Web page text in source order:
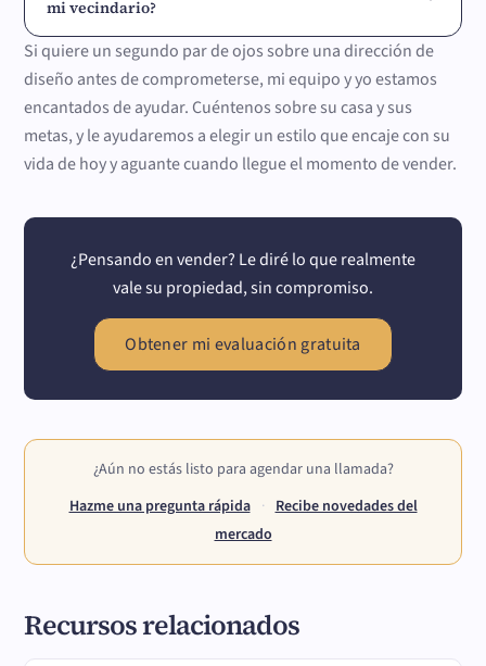
mi vecindario?
Si quiere un segundo par de ojos sobre una dirección de
diseño antes de comprometerse, mi equipo y yo estamos
encantados de ayudar. Cuéntenos sobre su casa y sus
metas, y le ayudaremos a elegir un estilo que encaje con su
vida de hoy y aguante cuando llegue el momento de vender.
¿Pensando en vender? Le diré lo que realmente
vale su propiedad, sin compromiso.
Obtener mi evaluación gratuita
¿Aún no estás listo para agendar una llamada?
Hazme una pregunta rápida · Recibe novedades del
mercado
Recursos relacionados